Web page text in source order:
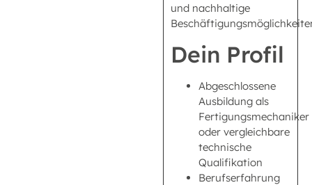
und nachhaltige
Dein Profil
Abgeschlossene
Ausbildung als
Fertigungsmechaniker
oder vergleichbare
technische
Qualifikation
Berufserfahrung